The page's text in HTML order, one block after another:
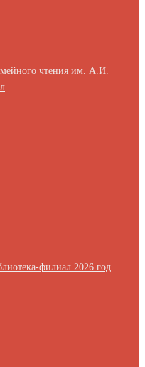
чтения им. А.И.
филиал 2026 год